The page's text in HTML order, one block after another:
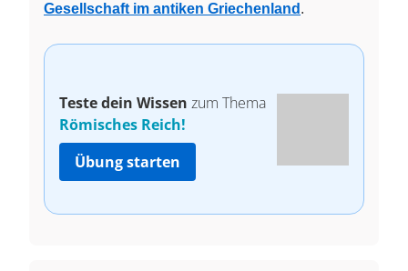
Gesellschaft im antiken Griechenland .
Teste dein Wissen zum Thema
Römisches Reich!
Übung starten